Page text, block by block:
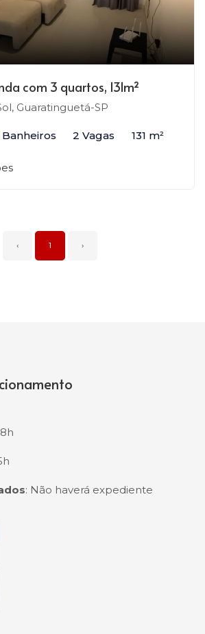
com 3 quartos, 131m²
Guaratinguetá-SP
Banheiros 2 Vagas 131 m²
‹ 1 ›
: Não haverá expediente